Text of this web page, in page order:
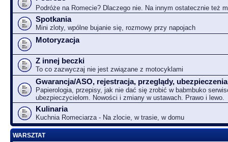
Podróże na Romecie? Dlaczego nie. Na innym ostatecznie też
Spotkania
Mini zloty, wpólne bujanie się, rozmowy przy napojach
Motoryzacja
Z innej beczki
To co zazwyczaj nie jest związane z motocyklami
Gwarancja/ASO, rejestracja, przeglądy,
Papierologia, przepisy, jak nie dać się zrobić w babmbuko
ubezpieczycielom. Nowości i zmiany w ustawach. Prawo i lewo.
Kulinaria
Kuchnia Romeciarza - Na zlocie, w trasie, w domu
WARSZTAT